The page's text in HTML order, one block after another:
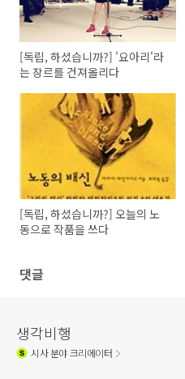
[독립, 하셨습니까?] '요아리'라
는 장르를 건져올리다
[독립, 하셨습니까?] 오늘의 노
동으로 작품을 쓰다
댓글
생각비행
시사분야 크리에이터